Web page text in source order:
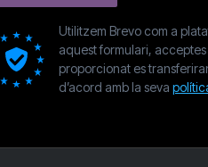
Utilitzem Brevo com a
aquest formulari,
proporcionat es
d’acord amb la seva